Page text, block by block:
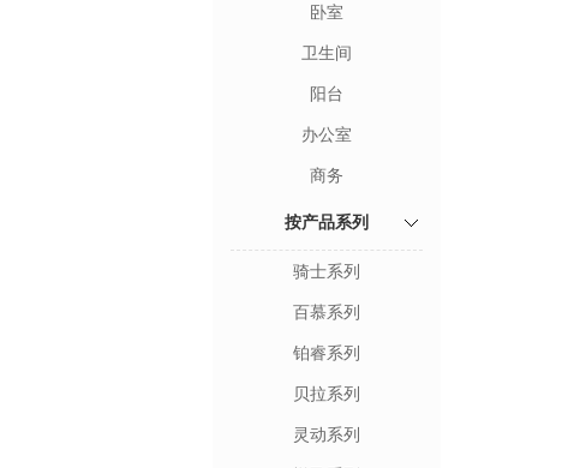
卧室
卫生间
阳台
办公室
商务
按产品系列
骑士系列
百慕系列
铂睿系列
贝拉系列
灵动系列